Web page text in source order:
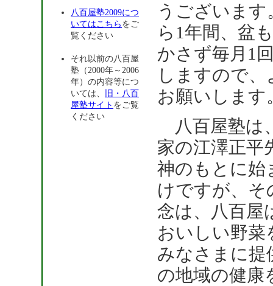
八百屋塾2009につ
いてはこちら をご
覧ください
それ以前の八百屋
塾（2000年～2006
年）の内容等につ
いては、
旧・八百
屋塾サイト をご覧
ください
うございます
ら1年間、盆
かさず毎月1
しますので
お願いします
八百屋塾は
家の江澤正平
神のもとに始
けですが、そ
念は、八百屋
おいしい野菜
みなさまに提
の地域の健康